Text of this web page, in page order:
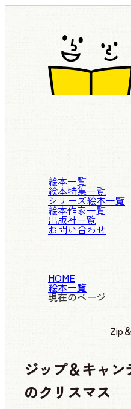
絵本一覧
絵本特集一覧
シリーズ絵本一覧
絵本作家一覧
出版社一覧
お問い合わせ
HOME
絵本一覧
現在のページ
Zip
ジップ＆キャ
のクリスマス